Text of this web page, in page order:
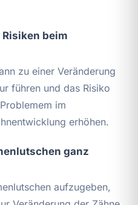
beim
zu einer Veränderung
führen und das Risiko
im
erhöhen.
ganz
aufzugeben,